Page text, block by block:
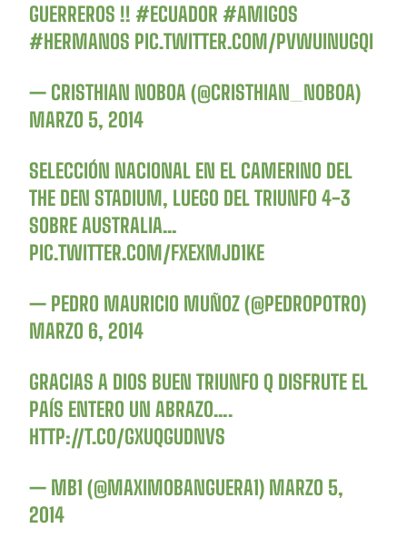
GUERREROS !!#ECUADOR #AMIGOS
#HERMANOS PIC.TWITTER.COM/PVWUINUGQI
— CRISTHIAN NOBOA (@CRISTHIAN_NOBOA)
MARZO 5, 2014
SELECCIÓN NACIONAL EN EL CAMERINO DEL
THE DEN STADIUM, LUEGO DEL TRIUNFO 4-3
SOBRE AUSTRALIA…
PIC.TWITTER.COM/FXEXMJD1KE
— PEDRO MAURICIO MUÑOZ (@PEDROPOTRO)
MARZO 6, 2014
GRACIAS A DIOS BUEN TRIUNFO Q DISFRUTE EL
PAÍS ENTERO UN ABRAZO….
HTTP://T.CO/GXUQGUDNVS
— MB1 (@MAXIMOBANGUERA1) MARZO 5,
2014